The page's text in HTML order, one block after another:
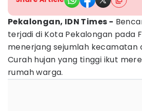
Pekalongan, IDN Times -
terjadi di Kota Pekalongan pada
menerjang sejumlah kecamatan
Curah hujan yang tinggi ikut
rumah warga.